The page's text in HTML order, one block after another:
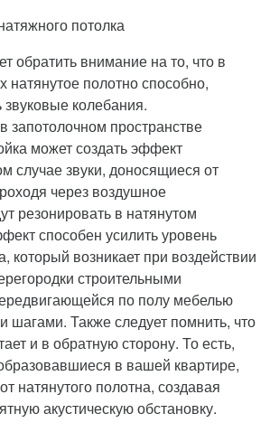
обратить внимание на то, что в
натянутое полотно способно,
звуковые колебания.
запотолочном пространстве
может создать эффект
случае звуки, доносящиеся от
через воздушное
резонировать в натянутом
способен усилить уровень
который возникает при воздействии
строительными
по полу мебелью
шагами. Также следует помнить, что
и в обратную сторону. То есть,
в вашей квартире,
натянутого полотна, создавая
акустическую обстановку.